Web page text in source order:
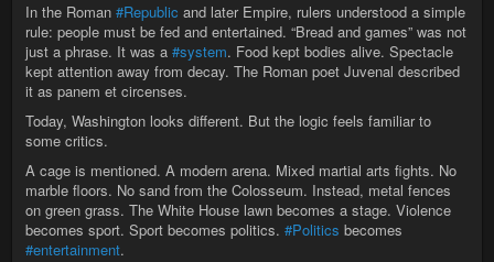
In the Roman #Republic and later Empire, rulers understood a simple
rule: people must be fed and entertained. “Bread and games” was not
just a phrase. It was a #system. Food kept bodies alive. Spectacle
kept attention away from decay. The Roman poet Juvenal described
it as panem et circenses.
Today, Washington looks different. But the logic feels familiar to
some critics.
A cage is mentioned. A modern arena. Mixed martial arts fights. No
marble floors. No sand from the Colosseum. Instead, metal fences
on green grass. The White House lawn becomes a stage. Violence
becomes sport. Sport becomes politics. #Politics becomes
#entertainment.